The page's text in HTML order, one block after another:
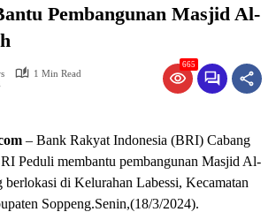
Pembangunan Masjid Al-
1 Min Read
665
– Bank Rakyat Indonesia (BRI) Cabang
Peduli membantu pembangunan Masjid Al-
di Kelurahan Labessi, Kecamatan
Soppeng.Senin,(18/3/2024).